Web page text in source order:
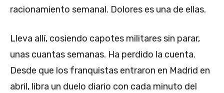
racionamiento semanal. Dolores es una de ellas.
Lleva allí, cosiendo capotes militares sin parar,
unas cuantas semanas. Ha perdido la cuenta.
Desde que los franquistas entraron en Madrid en
abril, libra un duelo diario con cada minuto del